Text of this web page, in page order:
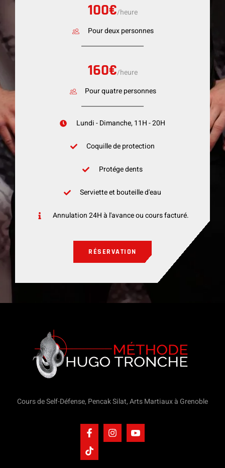
100€/heure
Pour deux personnes
160€/heure
Pour quatre personnes
Lundi - Dimanche, 11H - 20H
Coquille de protection
Protége dents
Serviette et bouteille d'eau
Annulation 24H à l'avance ou cours facturé.
RÉSERVATION
Cours de Self-Défense, Pencak Silat, Arts Martiaux à Grenoble